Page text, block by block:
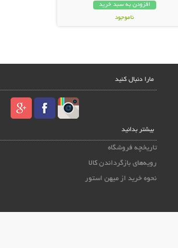
افزودن به سبد خرید
ناموجود
مارا دنبال کنید
بیشتر بدانید
تاریخچه فروشگاه
رویه‌های بازگرداندن کالا
نحوه خرید از میهن استور